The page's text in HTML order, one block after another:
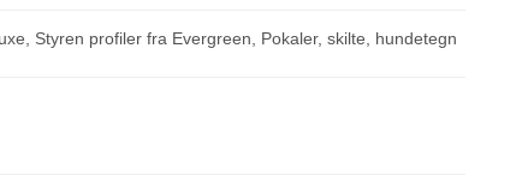
Styren profiler fra Evergreen, Pokaler, skilte, hundetegn